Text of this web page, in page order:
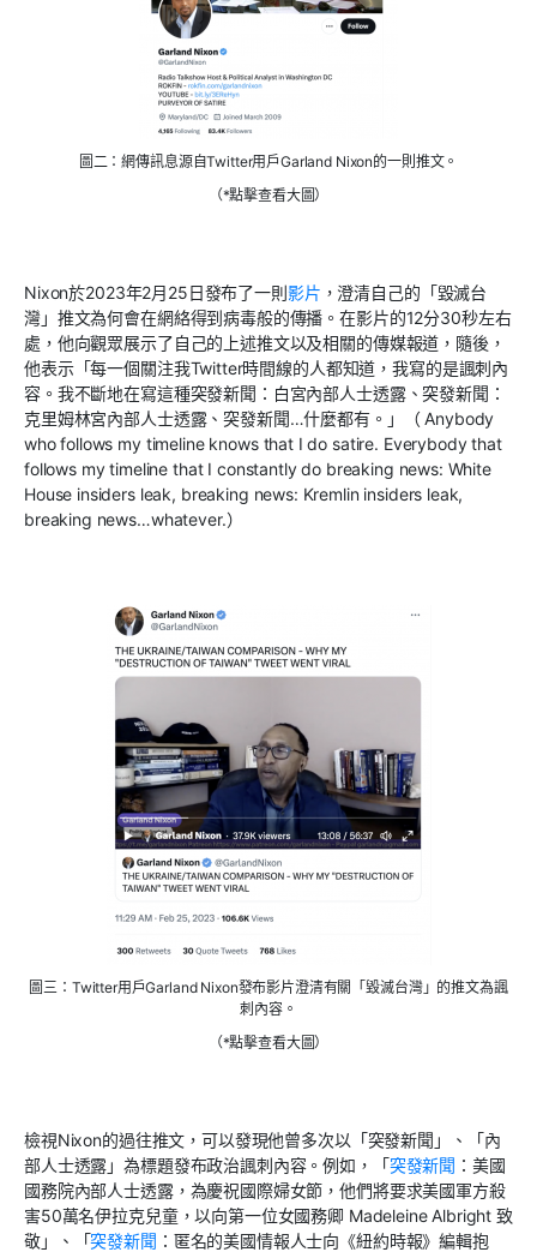
圖二：網傳訊息源自Twitter用戶Garland Nixon的一則推文。
（*點擊查看大圖）
Nixon於2023年2月25日發布了一則影片 ，澄清自己的「毀滅台
灣」推文為何會在網絡得到病毒般的傳播。在影片的12分30秒左右
處，他向觀眾展示了自己的上述推文以及相關的傳媒報道，隨後，
他表示「每一個關注我Twitter時間線的人都知道，我寫的是諷刺內
容。我不斷地在寫這種突發新聞：白宮內部人士透露、突發新聞：
克里姆林宮內部人士透露、突發新聞…什麼都有。」（Anybody
who follows my timeline knows that I do satire. Everybody that
follows my timeline that I constantly do breaking news: White
House insiders leak, breaking news: Kremlin insiders leak,
breaking news…whatever.）
圖三：Twitter用戶Garland Nixon發布影片澄清有關「毀滅台灣」的推文為諷
刺內容。
（*點擊查看大圖）
檢視Nixon的過往推文，可以發現他曾多次以「突發新聞」、「內
部人士透露」為標題發布政治諷刺內容。例如，「突發新聞 ：美國
國務院內部人士透露，為慶祝國際婦女節，他們將要求美國軍方殺
害50萬名伊拉克兒童，以向第一位女國務卿 Madeleine Albright致
敬」、「突發新聞 ：匿名的美國情報人士向《紐約時報》編輯抱